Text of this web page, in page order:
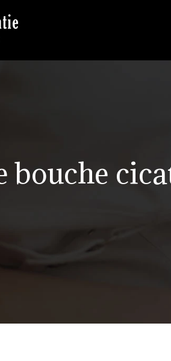
bouche